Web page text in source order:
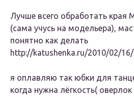
Лучше всего обработать края
(сама учусь на модельера),
понятно как делать
http://katushenka.ru/2010/02/
я оплавляю так юбки для
когда нужна лёгкость(